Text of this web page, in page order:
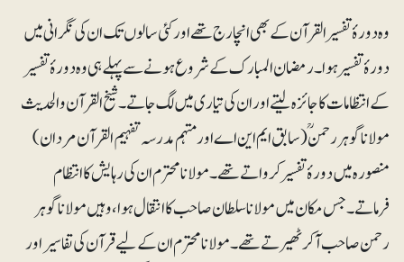
وہ دورۂ تفسیر القرآن کے بھی انچارج تھے اور کئی سالوں تک ان کی نگرانی میں
دورۂ تفسیر ہوا۔ رمضان المبارک کے شروع ہونے سے پہلے ہی وہ دورۂ تفسیر
کے انتظامات کا جا ئزہ لیتے اور ان کی تیاری میں لگ جاتے۔ شیخ القرآن والحدیث
مولانا گوہر رحمنؒ (سابق ایم این اے اورمہتمم مدرسہ تفہیم القرآن مردان)
منصورہ میں دورۂ تفسیر کرواتے تھے ۔ مولانا محترم ان کی رہایش کا انتظام
فرماتے۔ جس مکان میں مولانا سلطان صاحب کا انتقال ہوا، وہیں مولانا گوہر
رحمن صاحب آکرٹھیرتے تھے۔ مولانا محترم ان کے لیے قرآن کی تفاسیر اور